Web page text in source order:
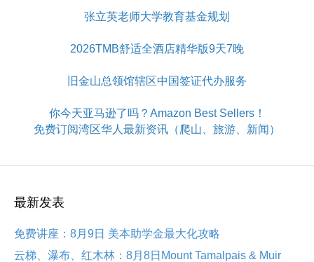
张立英老师大学教育基金规划
2026TMB舒适全酒店精华版9天7晚
旧金山总领馆辖区中国签证代办服务
你今天亚马逊了吗？Amazon Best Sellers！
免费订阅湾区华人最新资讯（爬山、旅游、新闻）
最新发表
免费讲座：8月9日 美本助学金最大化攻略
云梯、瀑布、红木林：8月8日Mount Tamalpais & Muir